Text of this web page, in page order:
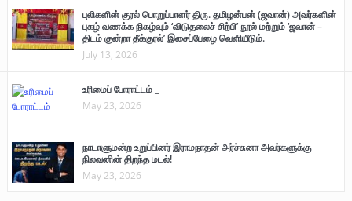
புலிகளின் குரல் பொறுப்பாளர் திரு. தமிழன்பன் (ஜவான்) அவர்களின்
புகழ் வணக்க நிகழ்வும் ‘விடுதலைச் சிற்பி’ நூல் மற்றும் ‘ஜவான் –
திடம் குன்றா தீக்குரல்’ இசைப்பேழை வெளியீடும்.
July 13, 2026
உரிமைப் போராட்டம் _
May 23, 2026
நாடாளுமன்ற உறுப்பினர் இராமநாதன் அர்ச்சுனா அவர்களுக்கு
நிலவனின் திறந்த மடல்!
May 23, 2026